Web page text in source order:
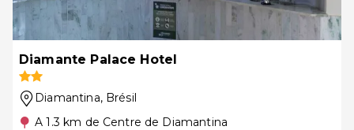
Diamante Palace Hotel
Diamantina, Brésil
A 1.3 km de Centre de Diamantina